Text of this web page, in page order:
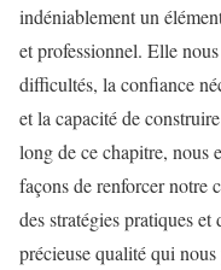
indéniablement un
et professionnel. Elle
difficultés, la confiance
et la capacité de
long de ce chapitre, nous
façons de renforcer notre
des stratégies pratiques
précieuse qualité qui